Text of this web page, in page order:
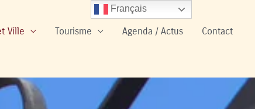
Ville Tourisme Agenda / Actus Contact
Français